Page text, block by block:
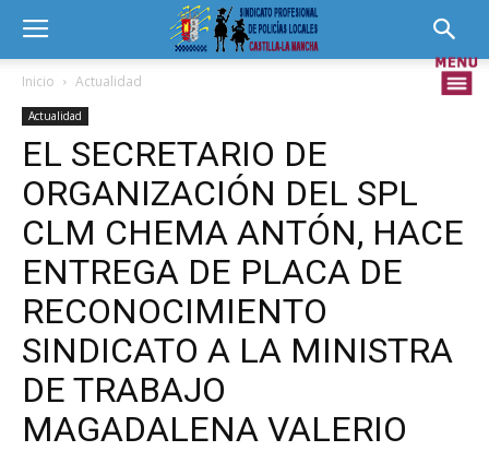
Inicio Actualidad
Actualidad
EL SECRETARIO DE
ORGANIZACIÓN DEL SPL
CLM CHEMA ANTÓN, HACE
ENTREGA DE PLACA DE
RECONOCIMIENTO
SINDICATO A LA MINISTRA
DE TRABAJO
MAGADALENA VALERIO